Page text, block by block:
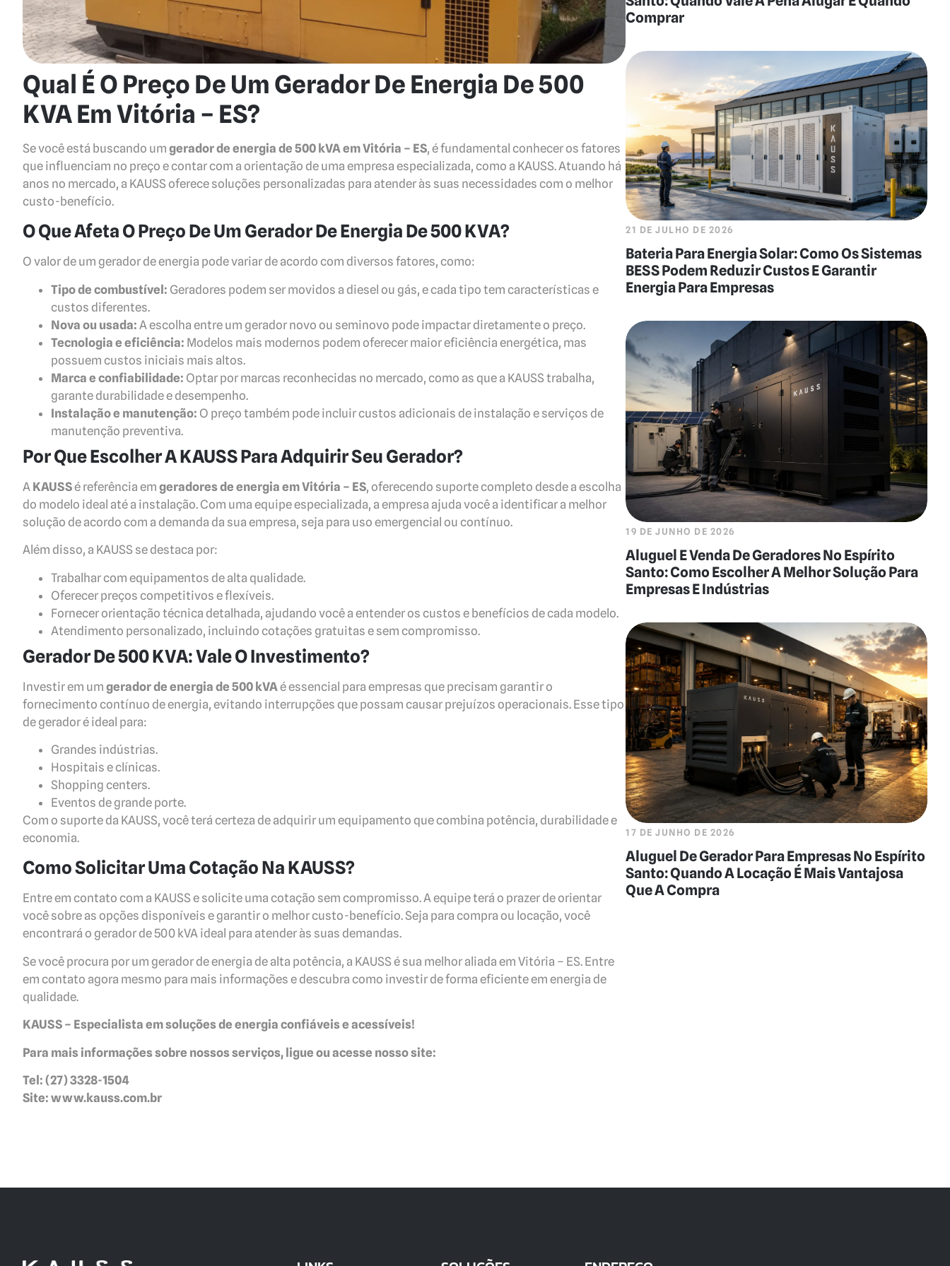
Qual É O Preço De Um Gerador De Energia De 500
KVA Em Vitória – ES?
Se você está buscando um gerador de energia de 500 kVA em Vitória – ES, é fundamental conhecer os fatores
que influenciam no preço e contar com a orientação de uma empresa especializada, como a KAUSS. Atuando há
anos no mercado, a KAUSS oferece soluções personalizadas para atender às suas necessidades com o melhor
custo-benefício.
O Que Afeta O Preço De Um Gerador De Energia De 500 KVA?
O valor de um gerador de energia pode variar de acordo com diversos fatores, como:
Tipo de combustível: Geradores podem ser movidos a diesel ou gás, e cada tipo tem características e
custos diferentes.
Nova ou usada: A escolha entre um gerador novo ou seminovo pode impactar diretamente o preço.
Tecnologia e eficiência: Modelos mais modernos podem oferecer maior eficiência energética, mas
possuem custos iniciais mais altos.
Marca e confiabilidade: Optar por marcas reconhecidas no mercado, como as que a KAUSS trabalha,
garante durabilidade e desempenho.
Instalação e manutenção: O preço também pode incluir custos adicionais de instalação e serviços de
manutenção preventiva.
Por Que Escolher A KAUSS Para Adquirir Seu Gerador?
A KAUSSé referência em geradores de energia em Vitória – ES, oferecendo suporte completo desde a escolha
do modelo ideal até a instalação. Com uma equipe especializada, a empresa ajuda você a identificar a melhor
solução de acordo com a demanda da sua empresa, seja para uso emergencial ou contínuo.
Além disso, a KAUSS se destaca por:
Trabalhar com equipamentos de alta qualidade.
Oferecer preços competitivos e flexíveis.
Fornecer orientação técnica detalhada, ajudando você a entender os custos e benefícios de cada modelo.
Atendimento personalizado, incluindo cotações gratuitas e sem compromisso.
Gerador De 500 KVA: Vale O Investimento?
Investir em um gerador de energia de 500 kVAé essencial para empresas que precisam garantir o
fornecimento contínuo de energia, evitando interrupções que possam causar prejuízos operacionais. Esse tipo
de gerador é ideal para:
Grandes indústrias.
Hospitais e clínicas.
Shopping centers.
Eventos de grande porte.
Com o suporte da KAUSS, você terá certeza de adquirir um equipamento que combina potência, durabilidade e
economia.
Como Solicitar Uma Cotação Na KAUSS?
Entre em contato com a KAUSS e solicite uma cotação sem compromisso. A equipe terá o prazer de orientar
você sobre as opções disponíveis e garantir o melhor custo-benefício. Seja para compra ou locação, você
encontrará o gerador de 500 kVA ideal para atender às suas demandas.
Se você procura por um gerador de energia de alta potência, a KAUSS é sua melhor aliada em Vitória – ES. Entre
em contato agora mesmo para mais informações e descubra como investir de forma eficiente em energia de
qualidade.
KAUSS – Especialista em soluções de energia confiáveis e acessíveis!
Para mais informações sobre nossos serviços, ligue ou acesse nosso site:
Tel: (27) 3328-1504
Site: www.kauss.com.br
Comprar
21 DE JULHO DE 2026
Bateria Para Energia Solar: Como Os Sistemas
BESS Podem Reduzir Custos E Garantir
Energia Para Empresas
19 DE JUNHO DE 2026
Aluguel E Venda De Geradores No Espírito
Santo: Como Escolher A Melhor Solução Para
Empresas E Indústrias
17 DE JUNHO DE 2026
Aluguel De Gerador Para Empresas No Espírito
Santo: Quando A Locação É Mais Vantajosa
Que A Compra